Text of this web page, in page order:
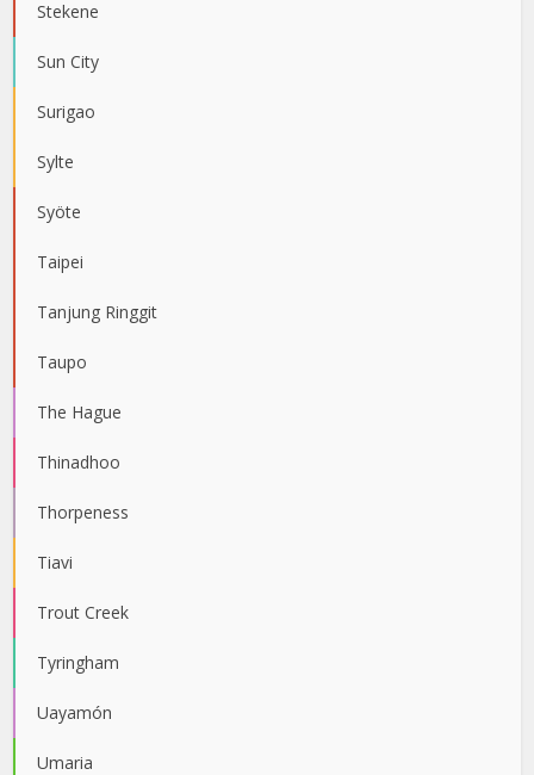
Stekene
Sun City
Surigao
Sylte
Syöte
Taipei
Tanjung Ringgit
Taupo
The Hague
Thinadhoo
Thorpeness
Tiavi
Trout Creek
Tyringham
Uayamón
Umaria